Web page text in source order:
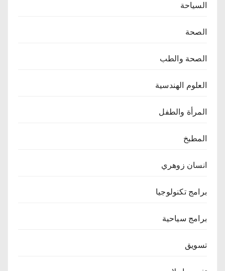
السياحة
الصحة
الصحة والطب
العلوم الهندسية
المرأة والطفل
المطبخ
انسان زوهري
برامج تكنولوجيا
برامج سياحية
تسويق